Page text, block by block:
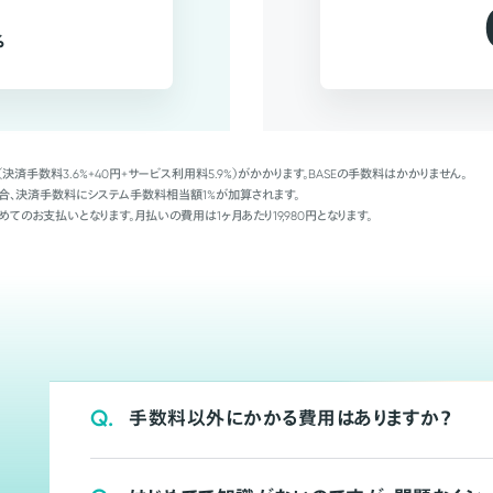
済手数料3.6%+40円+サービス利用料5.9%）がかかります。BASEの手数料はかかりません。
決済手数料にシステム手数料相当額1%が加算されます。
のお支払いとなります。月払いの費用は1ヶ月あたり19,980円となります。
Q. 手数料以外にかかる費用はありますか？